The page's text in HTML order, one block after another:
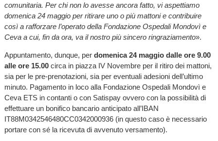
comunitaria. Per chi non lo avesse ancora fatto, vi aspettiamo
domenica 24 maggio per ritirare uno o più mattoni e contribuire
così a rafforzare l’operato della Fondazione Ospedali Mondovì e
Ceva a cui, fin da ora, va il nostro più sincero ringraziamento».
Appuntamento, dunque, per domenica 24 maggio dalle ore 9.00
alle ore 15.00circa in piazza IV Novembre per il ritiro dei mattoni,
sia per le pre-prenotazioni, sia per eventuali adesioni dell’ultimo
minuto. Pagamento in loco alla Fondazione Ospedali Mondovì e
Ceva ETS in contanti o con Satispay ovvero con la possibilità di
effettuare un bonifico bancario anticipato all’IBAN
IT88M0342546480CC0342000936 (in questo caso è necessario
portare con sé la ricevuta di avvenuto versamento).